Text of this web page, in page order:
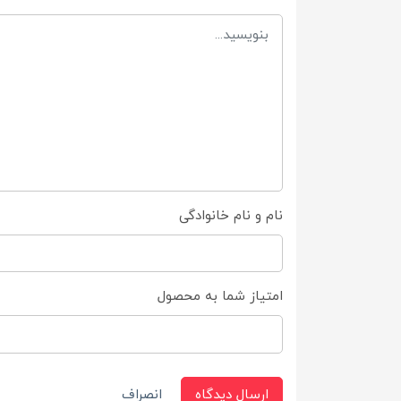
نام و نام خانوادگی
امتیاز شما به محصول
ارسال دیدگاه انصراف